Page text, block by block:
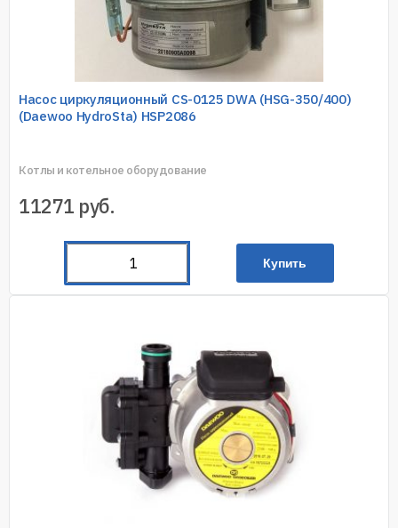
Насос циркуляционный CS-0125 DWA (HSG-350/400)
(Daewoo HydroSta) HSP2086
Котлы и котельное оборудование
11271 руб.
Купить